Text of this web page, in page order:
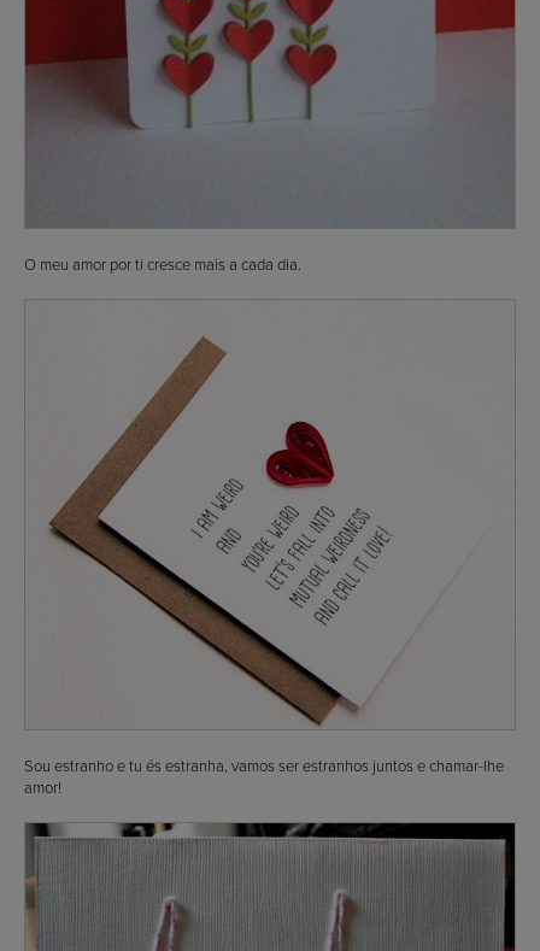
O meu amor por ti cresce mais a cada dia.
Sou estranho e tu és estranha, vamos ser estranhos juntos e chamar-lhe
amor!